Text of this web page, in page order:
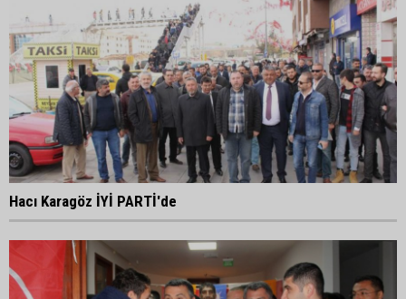
Hacı Karagöz İYİ PARTİ'de